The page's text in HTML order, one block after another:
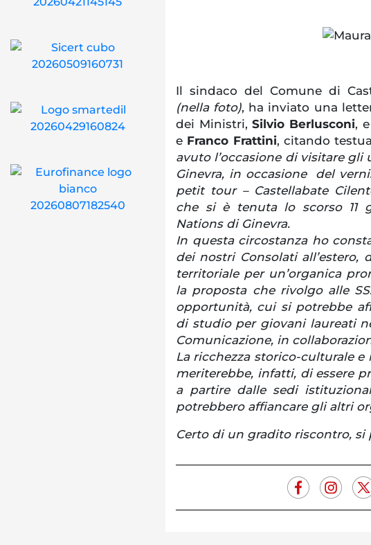
Il sindaco del Comune di
(nella foto), ha inviato una
dei Ministri,Silvio Berlusconi,
e Franco Frattini, citando
avuto l’occasione di visitare
Ginevra, in occasione del
petit tour – Castellabate
che si è tenuta lo scorso 11
Nations di Ginevra.
In questa circostanza ho
dei nostri Consolati
territoriale per un’organica
la proposta che rivolgo alle
opportunità, cui si potrebbe
di studio per giovani laureati
Comunicazione, in
La ricchezza storico-culturale
meriterebbe, infatti, di essere
a partire dalle sedi
potrebbero affiancare gli altri
Certo di un gradito riscontro, si